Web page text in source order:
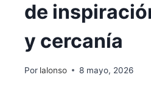
de
y cercanía
Por lalonso 8 mayo, 2026